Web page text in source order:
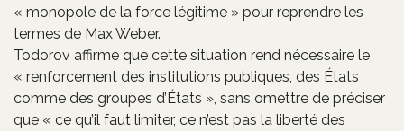
« monopole de la force légitime » pour reprendre les
termes de Max Weber.
Todorov affirme que cette situation rend nécessaire le
« renforcement des institutions publiques, des États
comme des groupes d’États », sans omettre de préciser
que « ce qu’il faut limiter, ce n’est pas la liberté des